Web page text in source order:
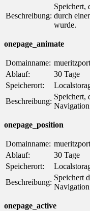
Beschreibung:
Speichert,
durch
wurde.
onepage_animate
Domainname:
Ablauf:
30 Tage
Speicherort:
Beschreibung:
Speichert,
onepage_position
Domainname:
Ablauf:
30 Tage
Speicherort:
Beschreibung:
Speichert
onepage_active